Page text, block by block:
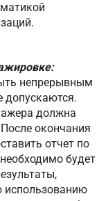
непрерывным
допускаются.
должна
окончания
отчет по
будет